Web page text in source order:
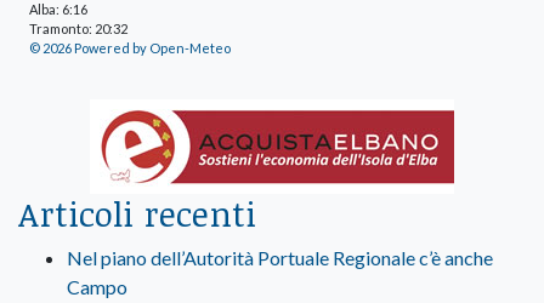
Alba: 6:16
Tramonto: 20:32
© 2026 Powered by Open-Meteo
Articoli recenti
Nel piano dell’Autorità Portuale Regionale c’è anche
Campo